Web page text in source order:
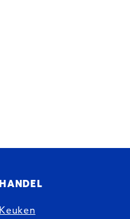
HANDEL
Keuken